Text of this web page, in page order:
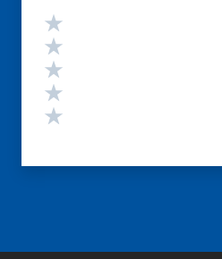
Valutazione